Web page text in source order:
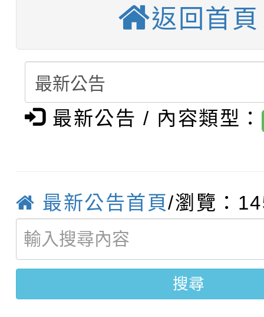
結果(第3招)
學年度第1學期第9次
結果(第4招)
【甄選結果(第12招)】
學年度第1學期第7次代
結果(第12招)
轉知：桃園市115學年
賽及師生本土語及新住
賽實施要點
轉知：「桃園市115學
比賽實施要點」
轉知：「115年金融知
畫影片一案
劇比賽實施要點」及修
表
轉知：桃園市115年度
敬師藝文競賽』實施計
【甄選結果(第11招)】
學年度第1學期第7次代
結果(第11招)
【甄選結果(第3招)】
學年度第1學期第9次代
返回首頁
最新公告 / 內容類型：
最新公告首頁/瀏覽：
搜尋